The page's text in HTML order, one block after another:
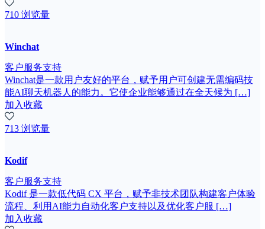
710 浏览量
Winchat
客户服务支持
Winchat是一款用户友好的平台，赋予用户可创建无需编码技
能AI聊天机器人的能力。它使企业能够通过在全天候为 […]
加入收藏
713 浏览量
Kodif
客户服务支持
Kodif 是一款低代码 CX 平台，赋予非技术团队构建客户体验
流程、利用AI能力自动化客户支持以及优化客户服 […]
加入收藏